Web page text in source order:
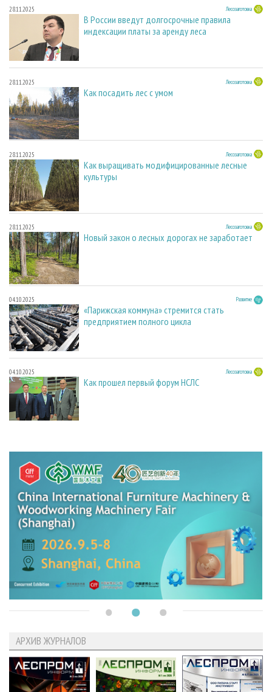
28.11.2025 Лесозаготовка
В России введут долгосрочные правила
индексации платы за аренду леса
28.11.2025 Лесозаготовка
Как посадить лес с умом
28.11.2025 Лесозаготовка
Как выращивать модифицированные лесные
культуры
28.11.2025 Лесозаготовка
Новый закон о лесных дорогах не заработает
04.10.2025 Развитие
«Парижская коммуна» стремится стать
предприятием полного цикла
04.10.2025 Лесозаготовка
Как прошел первый форум НСЛС
АРХИВ ЖУРНАЛОВ